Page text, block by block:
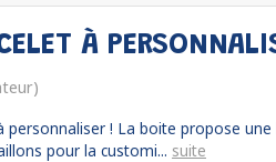
À
personnaliser ! La boite propose
pour la customi... suite